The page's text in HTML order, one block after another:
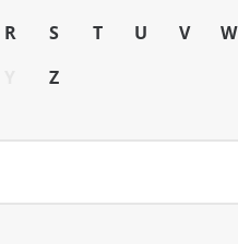
R S T U V
W
Z